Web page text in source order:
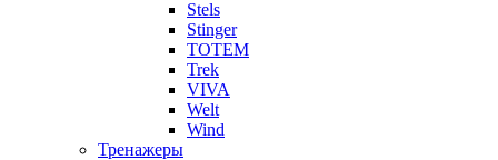
Stels
Stinger
TOTEM
Trek
VIVA
Welt
Wind
Тренажеры